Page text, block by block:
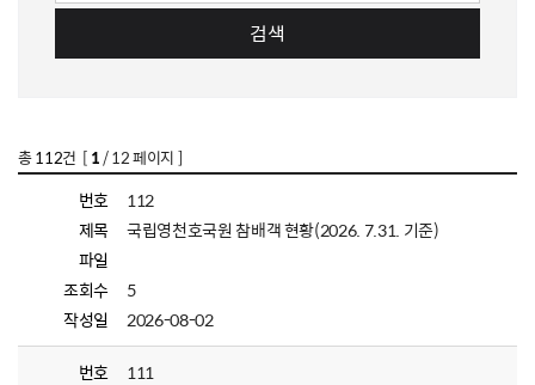
검색
총112건 [ 1/ 12 페이지 ]
번호
112
제목
국립영천호국원 참배객 현황(2026. 7.31. 기준)
파일
조회수
5
작성일
2026-08-02
번호
111